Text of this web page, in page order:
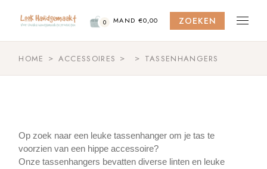
content
0 MAND €0,00 ZOEKEN
HOME ACCESSOIRES TASSENHANGERS
Op zoek naar een leuke tassenhanger om je tas te
voorzien van een hippe accessoire?
Onze tassenhangers bevatten diverse linten en leuke